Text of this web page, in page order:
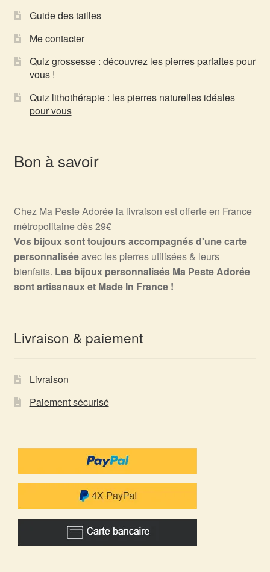
Guide des tailles
Me contacter
Quiz grossesse : découvrez les pierres parfaites pour
vous !
Quiz lithothérapie : les pierres naturelles idéales
pour vous
Bon à savoir
Chez Ma Peste Adorée la livraison est offerte en France
métropolitaine dès 29€
Vos bijoux sont toujours accompagnés d'une carte
personnaliséeavec les pierres utilisées & leurs
bienfaits. Les bijoux personnalisés Ma Peste Adorée
sont artisanaux et Made In France !
Livraison & paiement
Livraison
Paiement sécurisé